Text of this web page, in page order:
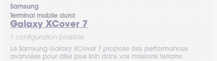
Samsung
Terminal mobile durci
Galaxy XCover 7
1 configuration possible.
Le Samsung Galaxy XCover 7 propose des performances
avancées pour aller plus loin dans vos missions terrains.